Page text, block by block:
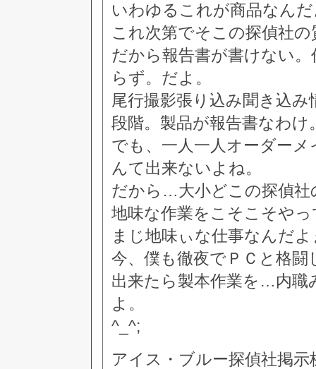
いわゆるこれが商品なん
これ次第でそこの探偵社
だから報告書が書けない
らず。だよ。
尾行撮影張り込み聞き込
段階。製品が報告書なわけ
でも、一人一人オーダー
んて出来ないよね。
だから…大小どこの探偵
地味な作業をこそこそや
まじ地味ぃな仕事なんだよ
今、僕も徹夜でＰＣと格
出来たら製本作業を…内職
よ。
^_^;
アイス・ブルー探偵社掲